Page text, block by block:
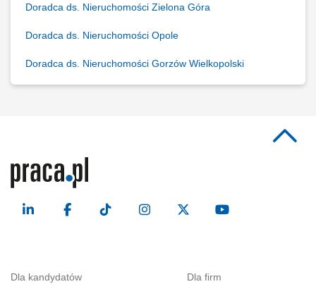
Doradca ds. Nieruchomości Zielona Góra
Doradca ds. Nieruchomości Opole
Doradca ds. Nieruchomości Gorzów Wielkopolski
Dla kandydatów Dla firm